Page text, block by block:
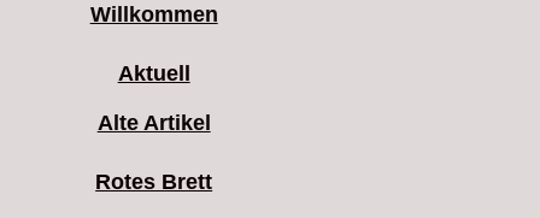
Willkommen
Aktuell
Alte Artikel
Rotes Brett